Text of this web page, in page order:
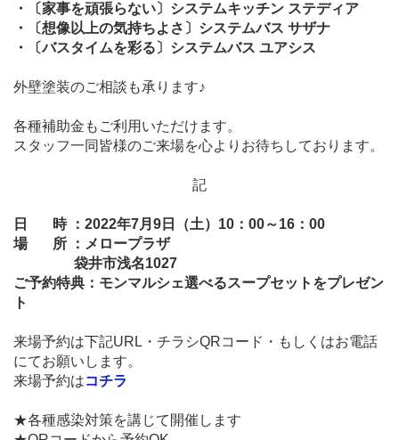
・〔家事を頑張らない〕システムキッチン ステディア
・〔想像以上の気持ちよさ〕システムバス サザナ
・〔バスタイムを彩る〕システムバス ユアシス
外壁塗装のご相談も承ります♪
各種補助金もご利用いただけます。
スタッフ一同皆様のご来場を心よりお待ちしております。
記
日 時 ：2022年7月9日（土）10：00～16：00
場 所 ：メロープラザ
袋井市浅名1027
ご予約特典：モンマルシェ選べるスープセットをプレゼン
ト
来場予約は下記URL・チラシQRコード・もしくはお電話
にてお願いします。
来場予約はコチラ
★各種感染対策を講じて開催します